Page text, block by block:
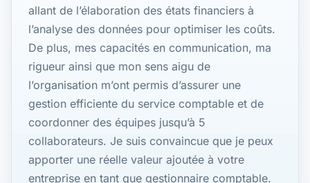
allant de l’élaboration des états financiers à
l’analyse des données pour optimiser les coûts.
De plus, mes capacités en communication, ma
rigueur ainsi que mon sens aigu de
l’organisation m’ont permis d’assurer une
gestion efficiente du service comptable et de
coordonner des équipes jusqu’à 5
collaborateurs. Je suis convaincue que je peux
apporter une réelle valeur ajoutée à votre
entreprise en tant que gestionnaire comptable.